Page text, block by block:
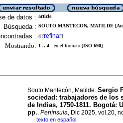
de datos : article
Búsqueda : SOUTO MANTECON, MATILDE
: 4 [refinar]
Mostrando: 1 .. 4 en el formato [ISO 690]
Souto Mantecón, Matilde. Sergio
sociedad: trabajadores de los
de Indias, 1750-1811. Bogotá:
pp.. Península, Dic 2025, vol.20,
· texto en español